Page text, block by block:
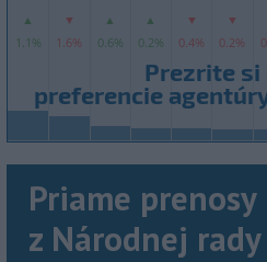
Priame prenosy
z Národnej rady